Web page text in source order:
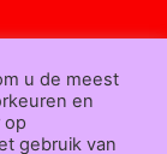
|Betaling|
u de meest
en
op
gebruik van